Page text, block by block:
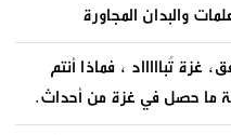
والبدان المجاورة
تُباااااد ، فماذا أنتم
ما حصل في غزة من أحداث.